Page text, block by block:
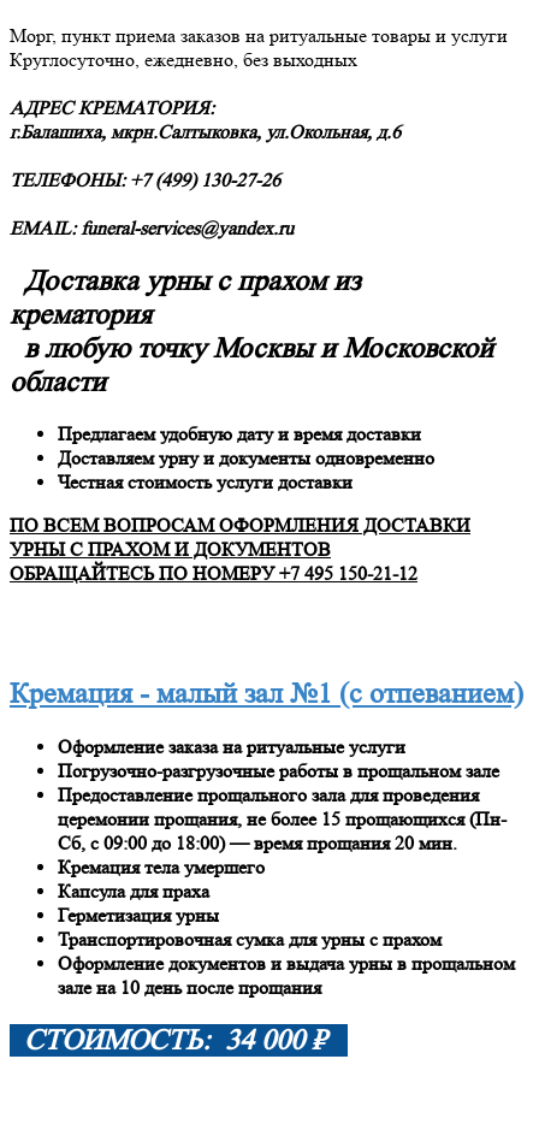
Морг, пункт приема заказов на ритуальные товары и услуги
Круглосуточно, ежедневно, без выходных
АДРЕС КРЕМАТОРИЯ:
г.Балашиха, мкрн.Салтыковка, ул.Окольная, д.6
ТЕЛЕФОНЫ: +7 (499) 130-27-26
EMAIL: funeral-services@yandex.ru
Доставка урны с прахом из
крематория
в любую точку Москвы и Московской
области
Предлагаем удобную дату и время доставки
Доставляем урну и документы одновременно
Честная стоимость услуги доставки
ПО ВСЕМ ВОПРОСАМ ОФОРМЛЕНИЯ ДОСТАВКИ
УРНЫ С ПРАХОМ И ДОКУМЕНТОВ
ОБРАЩАЙТЕСЬ ПО НОМЕРУ +7 495 150-21-12
Кремация - малый зал №1 (с отпеванием)
Оформление заказа на ритуальные услуги
Погрузочно-разгрузочные работы в прощальном зале
Предоставление прощального зала для проведения
церемонии прощания, не более 15 прощающихся (Пн-
Сб, с 09:00 до 18:00) — время прощания 20 мин.
Кремация тела умершего
Капсула для праха
Герметизация урны
Транспортировочная сумка для урны с прахом
Оформление документов и выдача урны в прощальном
зале на 10 день после прощания
СТОИМОСТЬ: 34 000 ₽